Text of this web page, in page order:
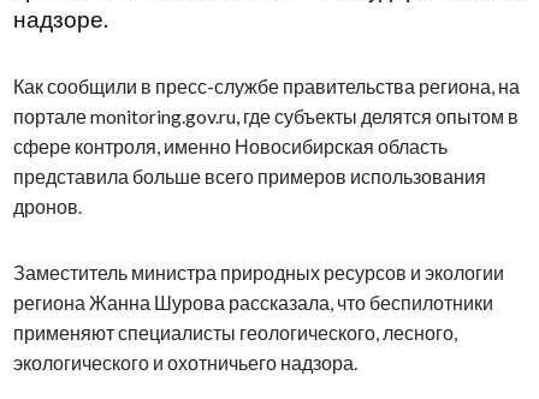
надзоре.
Как сообщили в пресс-службе правительства региона, на
портале monitoring.gov.ru, где субъекты делятся опытом в
сфере контроля, именно Новосибирская область
представила больше всего примеров использования
дронов.
Заместитель министра природных ресурсов и экологии
региона Жанна Шурова рассказала, что беспилотники
применяют специалисты геологического, лесного,
экологического и охотничьего надзора.